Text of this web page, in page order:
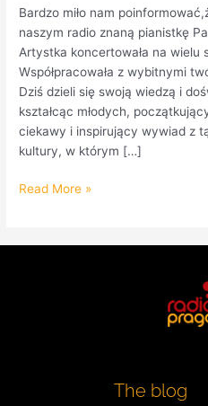
Bardzo miło nam
naszym radio znaną pianistkę
Artystka koncertowała na wielu
Współpracowała z wybitnymi
Dziś dzieli się swoją wiedzą i
kształcąc młodych,
ciekawy i inspirujący wywiad z
kultury, w którym […]
Read More »
The blog